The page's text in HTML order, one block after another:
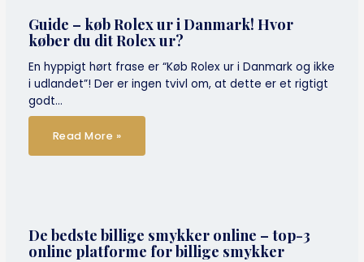
Guide – køb Rolex ur i Danmark! Hvor
køber du dit Rolex ur?
En hyppigt hørt frase er “Køb Rolex ur i Danmark og ikke
i udlandet”! Der er ingen tvivl om, at dette er et rigtigt
godt…
Read More »
De bedste billige smykker online – top-3
online platforme for billige smykker